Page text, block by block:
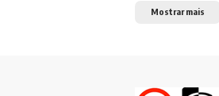
Mostrar mais